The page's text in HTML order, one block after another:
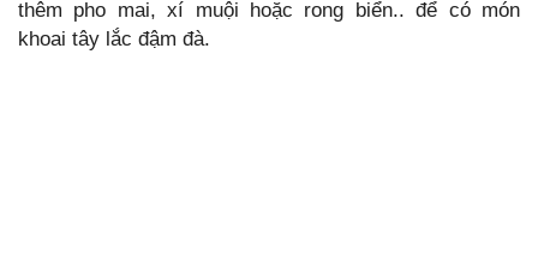
thêm pho mai, xí muội hoặc rong biển.. để có món
khoai tây lắc đậm đà.